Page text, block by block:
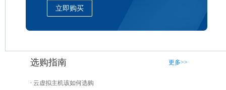
立即购买
选购指南 更多>>
云虚拟主机该如何选购